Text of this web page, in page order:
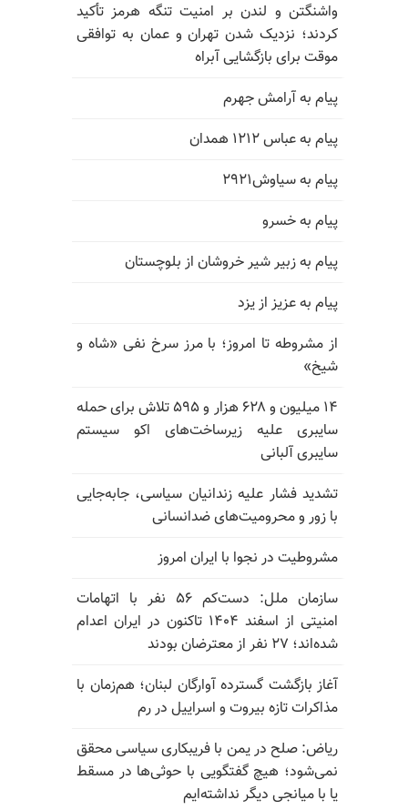
واشنگتن و لندن بر امنیت تنگه هرمز تأکید
کردند؛ نزدیک شدن تهران و عمان به توافقی
موقت برای بازگشایی آبراه
پیام به آرامش جهرم
پیام به عباس ۱۲۱۲ همدان
پیام به سیاوش۲۹۲۱
پیام به خسرو
پیام به زبیر شیر خروشان از بلوچستان
پیام به عزیز از یزد
از مشروطه تا امروز؛ با مرز سرخ نفی «شاه و
شیخ»
۱۴ میلیون و ۶۲۸ هزار و ۵۹۵ تلاش برای حمله
سایبری علیه زیرساخت‌های اکو سیستم
سایبری آلبانی
تشدید فشار علیه زندانیان سیاسی، جابه‌جایی
با زور و محرومیت‌های ضدانسانی
مشروطیت در نجوا با ایران امروز
سازمان ملل: دست‌کم ۵۶ نفر با اتهامات
امنیتی از اسفند ۱۴۰۴ تاکنون در ایران اعدام
شده‌اند؛ ۲۷ نفر از معترضان بودند
آغاز بازگشت گسترده آوارگان لبنان؛ هم‌زمان با
مذاکرات تازه بیروت و اسراییل در رم
ریاض: صلح در یمن با فریبکاری سیاسی محقق
نمی‌شود؛ هیچ گفتگویی با حوثی‌ها در مسقط
یا با میانجی دیگر نداشته‌ایم